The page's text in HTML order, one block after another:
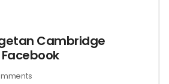
Cambridge